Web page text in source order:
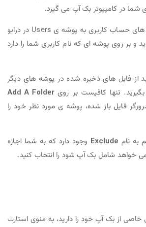
در کامپیوتر بک آپ می گیرد.
برای مشاهده ی پوشه های حساب کاربری به پوشه ی Users در درایو
و بر روی پوشه ای که نام کاربری شما را دارد
از فایل های ذخیره شده در پوشه های دیگر
تنها کافیست بر روی Add A Folder
فایل باز شده، پوشه ی مورد نظر خود را
به نام Exclude وجود دارد که به شما اجازه
خواهد شامل بک آپ شود را انتخاب کنید.
خاصی از بک آپ خود را دارید، به منوی استارت